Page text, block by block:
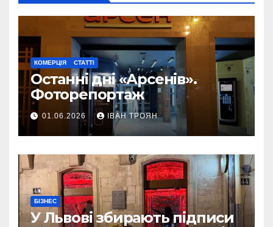
КОМЕРЦІЯ СТАТТІ
Останні дні «Арсенів».
Фоторепортаж
01.06.2026 ІВАН ТРОЯН
БІЗНЕС
У Львові збирають підписи